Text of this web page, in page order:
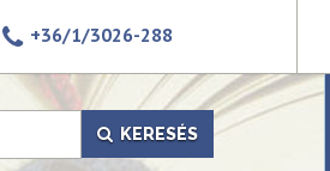
+36/1/3026-288
KERESÉS